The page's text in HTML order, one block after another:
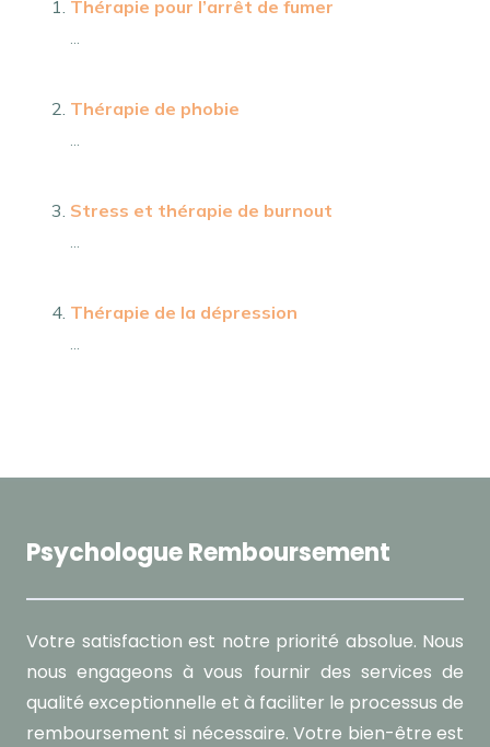
Thérapie pour l’arrêt de fumer
Thérapie de phobie
Stress et thérapie de burnout
Thérapie de la dépression
Psychologue Remboursement
Votre satisfaction est notre priorité absolue. Nous
nous engageons à vous fournir des services de
qualité exceptionnelle et à faciliter le processus de
remboursement si nécessaire. Votre bien-être est